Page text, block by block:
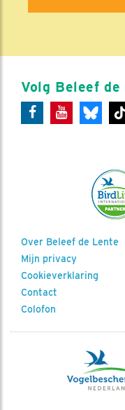
Volg Beleef de
Over Beleef de Lente
Mijn privacy
Cookieverklaring
Contact
Colofon